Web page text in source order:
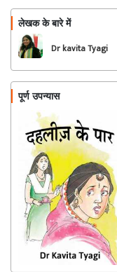
लेखक के बारे में
Dr kavita Tyagi
पूर्ण उपन्यास